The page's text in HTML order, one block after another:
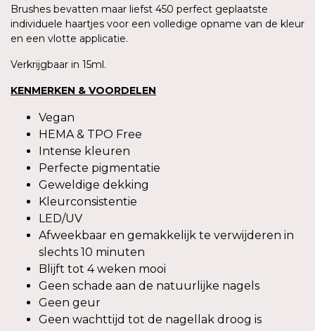
Brushes bevatten maar liefst 450 perfect geplaatste
individuele haartjes voor een volledige opname van de kleur
en een vlotte applicatie.
Verkrijgbaar in 15ml.
KENMERKEN & VOORDELEN
Vegan
HEMA & TPO Free
Intense kleuren
Perfecte pigmentatie
Geweldige dekking
Kleurconsistentie
LED/UV
Afweekbaar en gemakkelijk te verwijderen in
slechts 10 minuten
Blijft tot 4 weken mooi
Geen schade aan de natuurlijke nagels
Geen geur
Geen wachttijd tot de nagellak droog is